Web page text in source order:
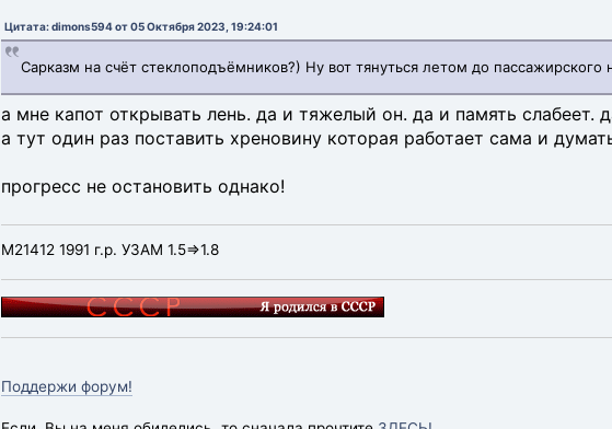
Цитата: dimons594 от 05 Октября 2023, 19:24:01
Сарказм на счёт стеклоподъёмников?) Ну вот тянуться летом до пассажирского
а мне капот открывать лень. да и тяжелый он. да и память слабеет.
а тут один раз поставить хреновину которая работает сама и
прогресс не остановить однако!
М21412 1991 г.р. УЗАМ 1.5=>1.8
Поддержи форум!